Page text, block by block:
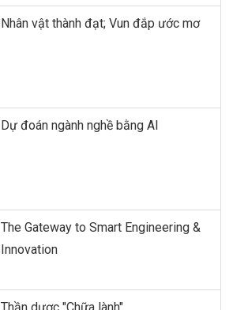
Nhân vật thành đạt; Vun đắp ước mơ
Dự đoán ngành nghề bằng AI
The Gateway to Smart Engineering &
Innovation
Thần dược "Chữa lành"